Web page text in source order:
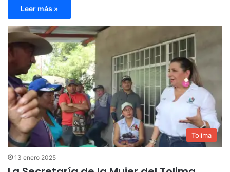
Leer más »
Tolima
13 enero 2025